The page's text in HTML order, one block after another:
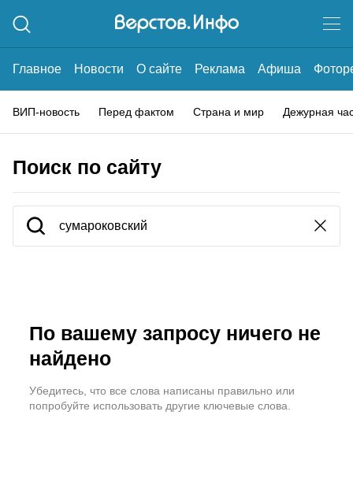
Главное Новости О сайте Реклама Афиша
ВИП-новость Перед фактом Страна и мир Дежурная
Поиск по сайту
По вашему запросу ничего не
найдено
Убедитесь, что все слова написаны правильно или
попробуйте использовать другие ключевые слова.